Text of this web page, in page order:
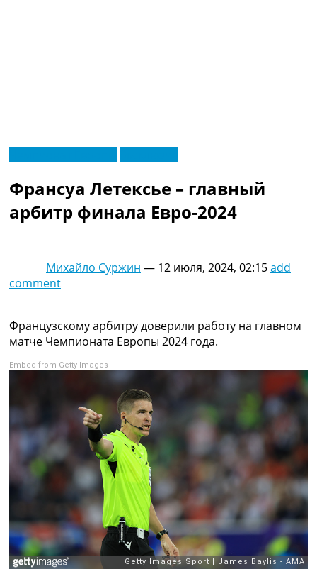
МенюНовости футбола
Видео
Трансферы
Конкурс прогнозов
Коллективный прогноз
Турниры
Чемпионат Мира
Украина. Премьер-Лига
Украина. Первая Лига
Лига Чемпионов
Англия. Премьер Лига
Испания. Ла Лига
Другие Турниры >>>
Таблицы
Таблицы групп Чемпионата Мира
Украина. Премьер-Лига
Украина. Первая Лига
Лига Чемпионов. Таблицы групп
Англия. Премьер-Лига
Испания. Ла Лига
Франсуа Летексье – главный
арбитр финала Евро-2024
Михайло Суржин — 12 июля, 2024, 02:15add
comment
Французскому арбитру доверили работу на главном
матче Чемпионата Европы 2024 года.
Embed from Getty Images